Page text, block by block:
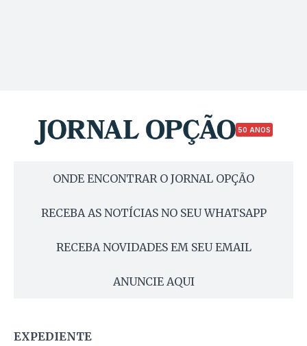
50 ANOS
ONDE ENCONTRAR O JORNAL OPÇÃO
RECEBA AS NOTÍCIAS NO SEU WHATSAPP
RECEBA NOVIDADES EM SEU EMAIL
ANUNCIE AQUI
EXPEDIENTE